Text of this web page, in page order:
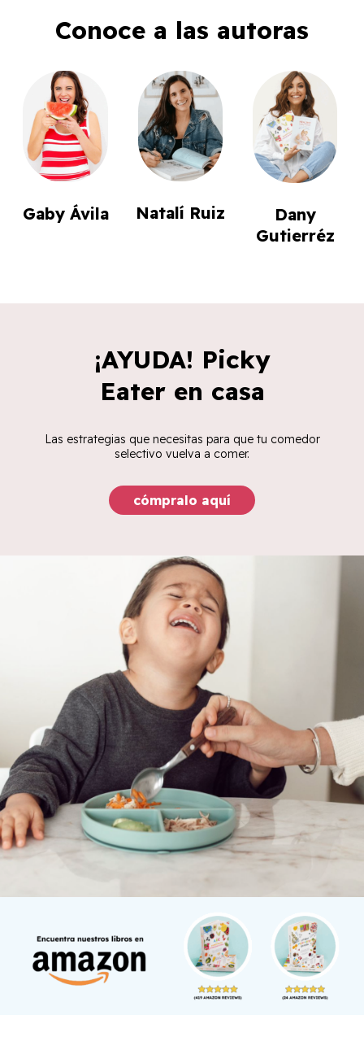
Conoce a las autoras
Gaby Ávila Natalí Ruiz
Dany
Gutierréz
¡AYUDA! Picky
Eater en casa
Las estrategias que necesitas para que tu comedor
selectivo vuelva a comer.
cómpralo aquí